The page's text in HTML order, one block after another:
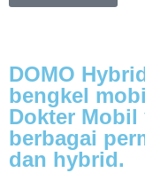
DOMO
bengkel
Dokter Mobil
berbagai
dan hybrid.